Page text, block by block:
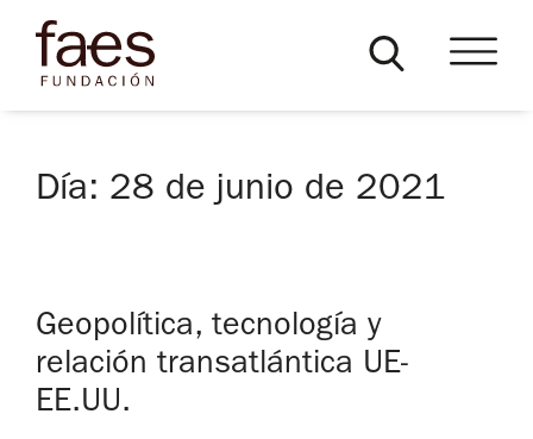
Día: 28 de junio de 2021
Geopolítica, tecnología y
relación transatlántica UE-
EE.UU.